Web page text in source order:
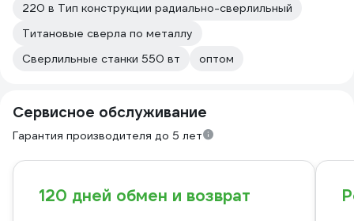
220 в Тип конструкции радиально-сверлильный
Титановые сверла по металлу
Сверлильные станки 550 вт
оптом
Сервисное обслуживание
Гарантия производителя до 5 лет
120 дней обмен и возврат